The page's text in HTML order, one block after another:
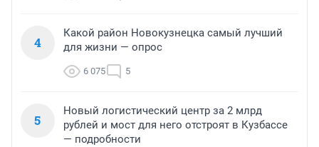
4
Какой район Новокузнецка самый лучший
для жизни — опрос
6 075 5
5
Новый логистический центр за 2 млрд
рублей и мост для него отстроят в Кузбассе
— подробности